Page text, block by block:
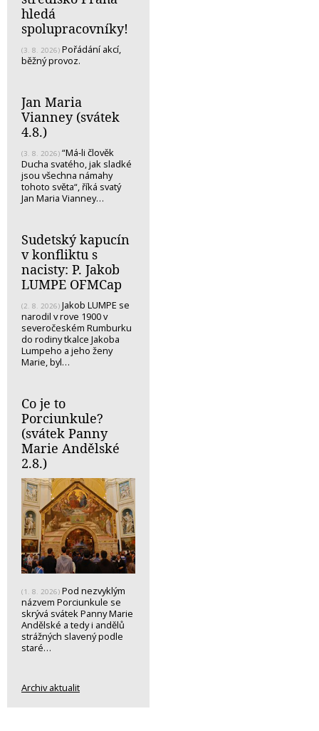
hledá
spolupracovníky!
(3. 8. 2026) Pořádání akcí,
běžný provoz.
Jan Maria
Vianney (svátek
4.8.)
(3. 8. 2026) “Má-li člověk
Ducha svatého, jak sladké
jsou všechna námahy
tohoto světa“, říká svatý
Jan Maria Vianney…
Sudetský kapucín
v konfliktu s
nacisty: P. Jakob
LUMPE OFMCap
(2. 8. 2026) Jakob LUMPE se
narodil v rove 1900 v
severočeském Rumburku
do rodiny tkalce Jakoba
Lumpeho a jeho ženy
Marie, byl…
Co je to
Porciunkule?
(svátek Panny
Marie Andělské
2.8.)
(1. 8. 2026) Pod nezvyklým
názvem Porciunkule se
skrývá svátek Panny Marie
Andělské a tedy i andělů
strážných slavený podle
staré…
Archiv aktualit